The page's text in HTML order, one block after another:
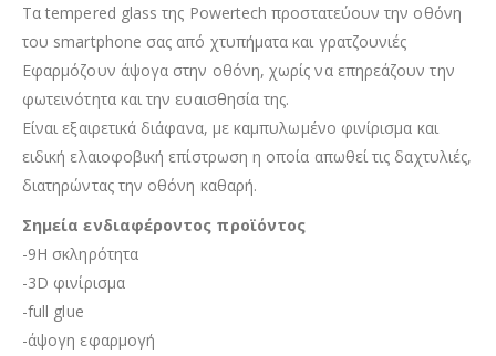
Τα tempered glass της Powertech προστατεύουν την οθόνη
του smartphone σας από χτυπήματα και γρατζουνιές
Εφαρμόζουν άψογα στην οθόνη, χωρίς να επηρεάζουν την
φωτεινότητα και την ευαισθησία της.
Είναι εξαιρετικά διάφανα, με καμπυλωμένο φινίρισμα και
ειδική ελαιοφοβική επίστρωση η οποία απωθεί τις δαχτυλιές,
διατηρώντας την οθόνη καθαρή.
Σημεία ενδιαφέροντος προϊόντος
-9H σκληρότητα
-3D φινίρισμα
-full glue
-άψογη εφαρμογή